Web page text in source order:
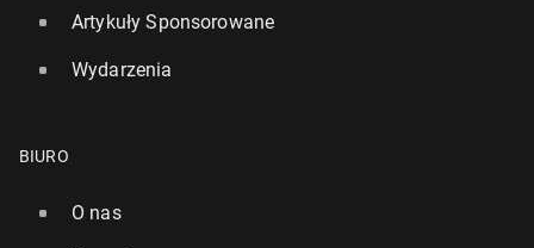
Artykuły Sponsorowane
Wydarzenia
BIURO
O nas